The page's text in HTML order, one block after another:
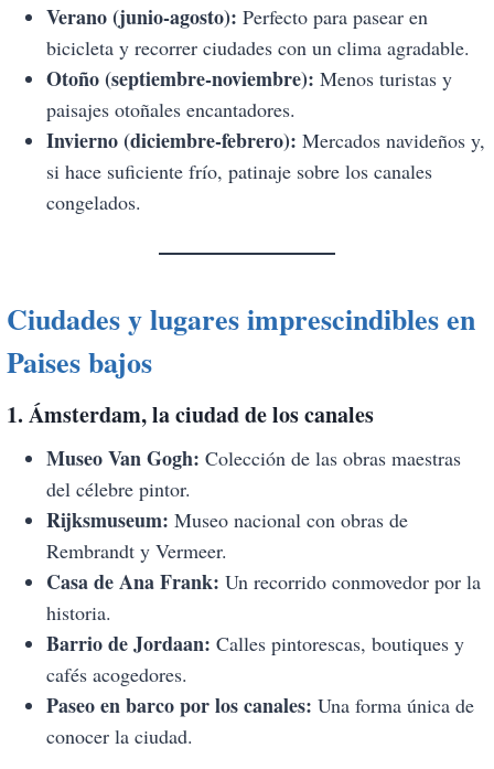
Verano (junio-agosto): Perfecto para pasear en
bicicleta y recorrer ciudades con un clima agradable.
Otoño (septiembre-noviembre): Menos turistas y
paisajes otoñales encantadores.
Invierno (diciembre-febrero): Mercados navideños y,
si hace suficiente frío, patinaje sobre los canales
congelados.
Ciudades y lugares imprescindibles en
Paises bajos
1. Ámsterdam, la ciudad de los canales
Museo Van Gogh: Colección de las obras maestras
del célebre pintor.
Rijksmuseum: Museo nacional con obras de
Rembrandt y Vermeer.
Casa de Ana Frank: Un recorrido conmovedor por la
historia.
Barrio de Jordaan: Calles pintorescas, boutiques y
cafés acogedores.
Paseo en barco por los canales: Una forma única de
conocer la ciudad.